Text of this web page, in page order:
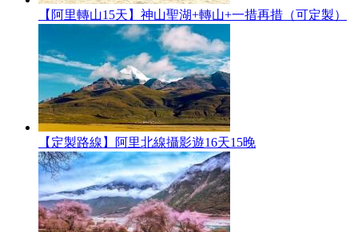
【阿里轉山15天】神山聖湖+轉山+一措再措（可定製）
【定製路線】阿里北線攝影遊16天15晚